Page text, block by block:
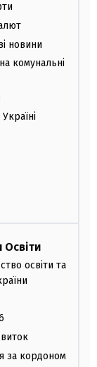
новини
комунальні
Освіти
освіти та
за кордоном